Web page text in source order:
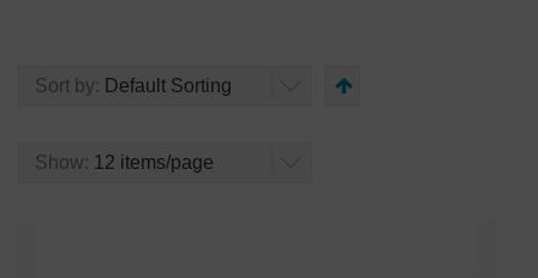
Sort by: Default Sorting
Show: 12 items/page